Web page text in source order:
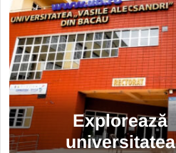
Explorează
universitatea